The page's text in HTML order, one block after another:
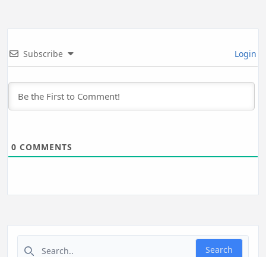
Subscribe Login
0 COMMENTS
Search